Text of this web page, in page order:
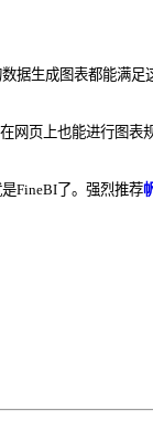
据生成图表都能满足
页上也能进行图表
是FineBI了。强烈推荐